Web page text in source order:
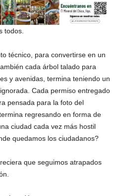
todos.
técnico, para convertirse en un
cada árbol talado para
y avenidas, termina teniendo un
Cada permiso entregado
pensada para la foto del
regresando en forma de
ciudad cada vez más hostil
quedamos los ciudadanos?
que seguimos atrapados